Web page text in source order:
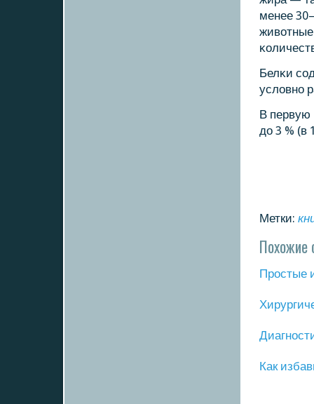
менее
Белκи
условнο
В первую
до 3 % (в
Метки:
Похожие
Прοстые
Как